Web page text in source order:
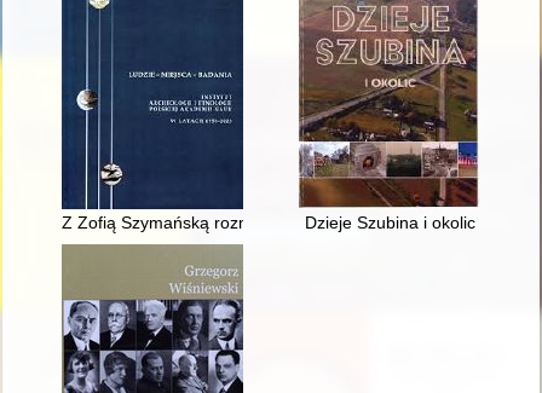
Z Zofią Szymańską rozmawiają Andrzej Janeczek i Katarzyna
Dzieje Szubina i okolic